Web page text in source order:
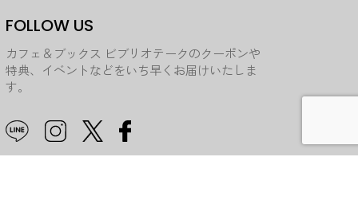
FOLLOW US
カフェ＆ブックス ビブリオテークのクーポンや
特典、イベントなどをいち早くお届けいたしま
す。